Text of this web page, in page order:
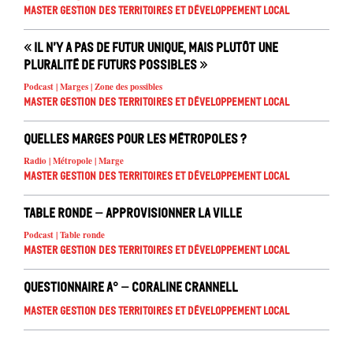
Master Gestion des territoires et développement local
« Il n’y a pas de futur unique, mais plutôt une
pluralité de futurs possibles »
Podcast | Marges | Zone des possibles
Master Gestion des territoires et développement local
Quelles marges pour les métropoles ?
Radio | Métropole | Marge
Master Gestion des territoires et développement local
Table Ronde – Approvisionner la ville
Podcast | Table ronde
Master Gestion des territoires et développement local
Questionnaire A° – Coraline Crannell
Master Gestion des territoires et développement local